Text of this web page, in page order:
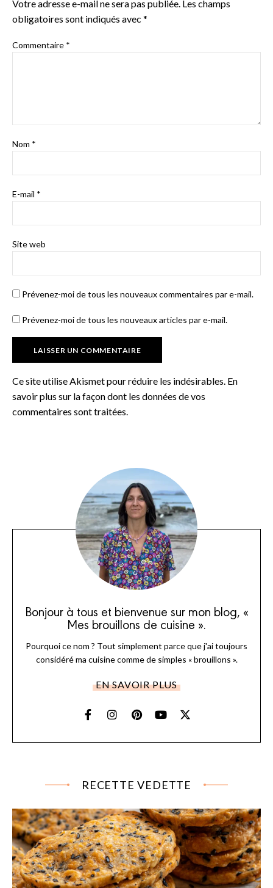
Votre adresse e-mail ne sera pas publiée. Les champs
obligatoires sont indiqués avec *
Commentaire *
Nom *
E-mail *
Site web
Prévenez-moi de tous les nouveaux commentaires par e-mail.
Prévenez-moi de tous les nouveaux articles par e-mail.
Ce site utilise Akismet pour réduire les indésirables. En
savoir plus sur la façon dont les données de vos
commentaires sont traitées.
Bonjour à tous et bienvenue sur mon blog, «
Mes brouillons de cuisine ».
Pourquoi ce nom ? Tout simplement parce que j'ai toujours
considéré ma cuisine comme de simples « brouillons ».
EN SAVOIR PLUS
RECETTE VEDETTE